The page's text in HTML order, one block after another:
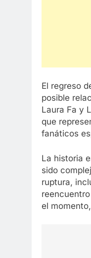
El regreso
posible
Laura Fa y
que
fanáticos
La historia
sido
ruptura,
el